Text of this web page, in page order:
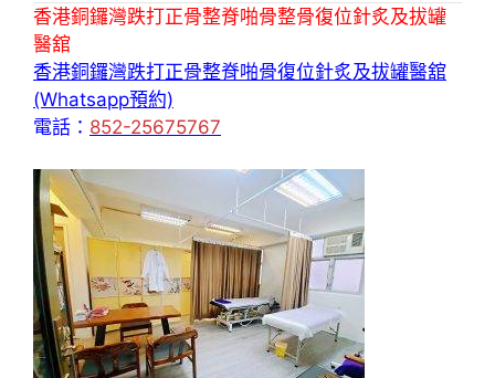
香港銅鑼灣跌打正骨整脊啪骨整骨復位針炙及拔罐
醫舘
香港銅鑼灣跌打正骨整脊啪骨復位針炙及拔罐醫舘
(Whatsapp預約)
電話： 852-25675767